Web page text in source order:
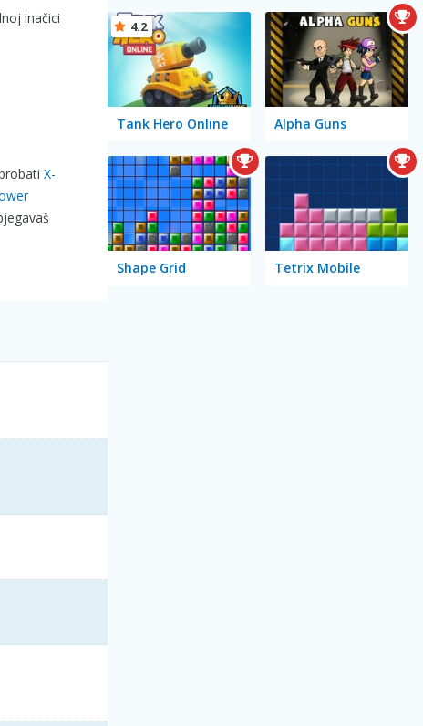
inačici
X-
Tank Hero Online
4.2
Alpha Guns
Shape Grid Tetrix Mobile